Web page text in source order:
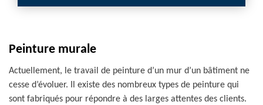
Peinture murale
Actuellement, le travail de peinture d’un mur d’un bâtiment ne
cesse d’évoluer. Il existe des nombreux types de peinture qui
sont fabriqués pour répondre à des larges attentes des clients.